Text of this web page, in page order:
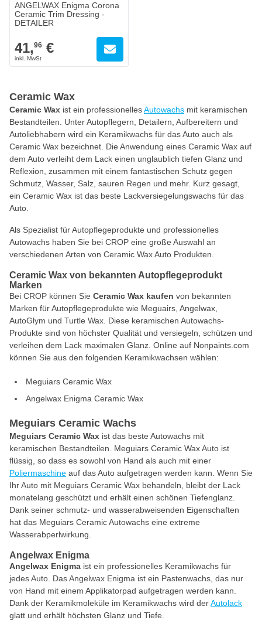
ANGELWAX Enigma Corona
Ceramic Trim Dressing -
DETAILER
41,96 €
Ceramic Wax
Ceramic Wax ist ein professionellesAutowachs mit keramischen
Bestandteilen. Unter Autopflegern, Detailern, Aufbereitern und
Autoliebhabern wird ein Keramikwachs für das Auto auch als
Ceramic Wax bezeichnet. Die Anwendung eines Ceramic Wax auf
dem Auto verleiht dem Lack einen unglaublich tiefen Glanz und
Reflexion, zusammen mit einem fantastischen Schutz gegen
Schmutz, Wasser, Salz, sauren Regen und mehr. Kurz gesagt,
ein Ceramic Wax ist das beste Lackversiegelungswachs für das
Auto.
Als Spezialist für Autopflegeprodukte und professionelles
Autowachs haben Sie bei CROP eine große Auswahl an
verschiedenen Arten von Ceramic Wax Auto Produkten.
Ceramic Wax von bekannten Autopflegeprodukt
Marken
Bei CROP können Sie Ceramic Wax kaufen von bekannten
Marken für Autopflegeprodukte wie Meguairs, Angelwax,
AutoGlym und Turtle Wax. Diese keramischen Autowachs-
Produkte sind von höchster Qualität und versiegeln, schützen und
verleihen dem Lack maximalen Glanz. Online auf Nonpaints.com
können Sie aus den folgenden Keramikwachsen wählen:
Meguiars Ceramic Wax
Angelwax Enigma Ceramic Wax
Meguiars Ceramic Wachs
Meguiars Ceramic Wax ist das beste Autowachs mit
keramischen Bestandteilen. Meguiars Ceramic Wax Auto ist
flüssig, so dass es sowohl von Hand als auch mit einer
Poliermaschine auf das Auto aufgetragen werden kann. Wenn Sie
Ihr Auto mit Meguiars Ceramic Wax behandeln, bleibt der Lack
monatelang geschützt und erhält einen schönen Tiefenglanz.
Dank seiner schmutz- und wasserabweisenden Eigenschaften
hat das Meguiars Ceramic Autowachs eine extreme
Wasserabperlwirkung.
Angelwax Enigma
Angelwax Enigma ist ein professionelles Keramikwachs für
jedes Auto. Das Angelwax Enigma ist ein Pastenwachs, das nur
von Hand mit einem Applikatorpad aufgetragen werden kann.
Dank der Keramikmoleküle im Keramikwachs wird derAutolack
glatt und erhält höchsten Glanz und Tiefe.